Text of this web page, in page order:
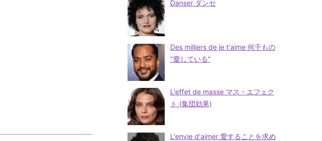
Danser ダンセ
Des milliers de je t'aime 何千もの
"愛している"
L'effet de masse マス・エフェク
ト (集団効果)
L'envie d'aimer 愛することを求め